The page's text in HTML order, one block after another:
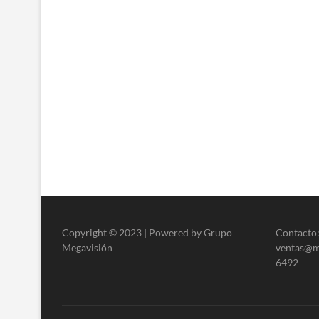
Copyright © 2023 | Powered by Grupo
Megavisión
6492